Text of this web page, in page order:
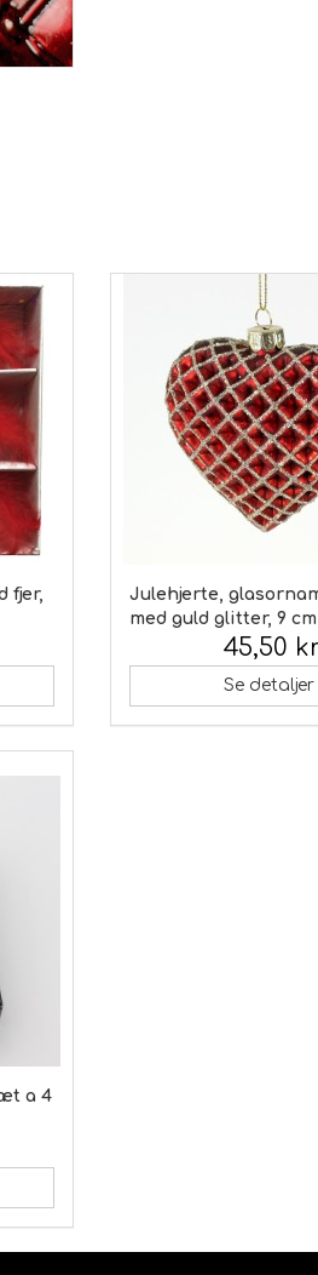
fjer,
Julehjerte,
med guld glitter, 9 cm
45,50
Se detaljer
a 4